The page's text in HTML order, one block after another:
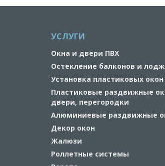
УСЛУГИ
Окна и двери ПВХ
Остекление балконов и
Установка пластиковых окон
Пластиковые раздвижные
двери, перегородки
Алюминиевые раздвижные
Декор окон
Жалюзи
Роллетные системы